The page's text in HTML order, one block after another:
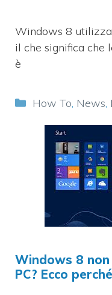
Windows 8
il che significa che
è
Categorie
How To News
Windows 8
PC? Ecco perché